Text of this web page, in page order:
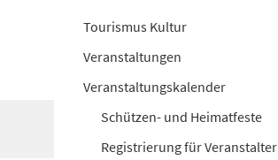
Tourismus Kultur
Veranstaltungen
Veranstaltungskalender
Schützen- und Heimatfeste
Registrierung für Veranstalter